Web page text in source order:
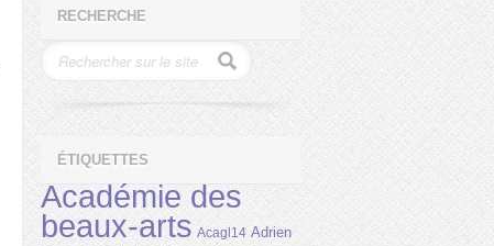
RECHERCHE
ÉTIQUETTES
Académie des
beaux-arts Acagl14 Adrien